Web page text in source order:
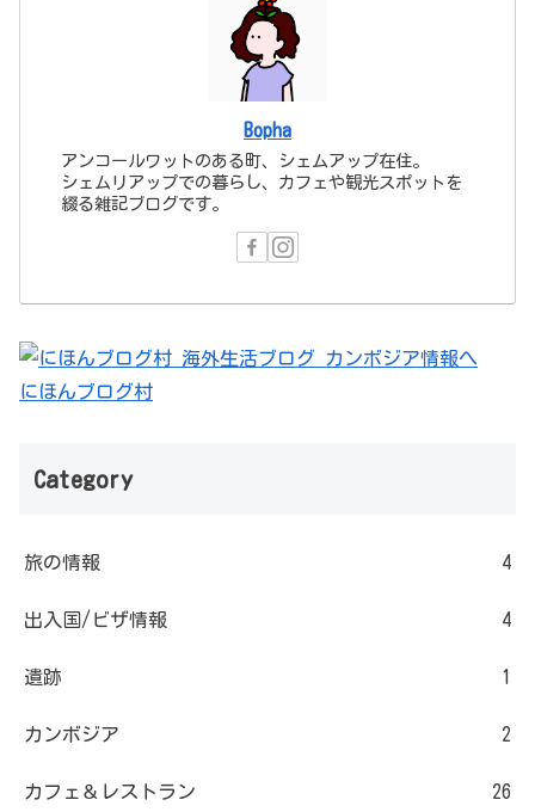
Bopha
アンコールワットのある町、シェムアップ在住。
シェムリアップでの暮らし、カフェや観光スポットを
綴る雑記ブログです。
にほんブログ村
Category
旅の情報 4
出入国/ビザ情報 4
遺跡 1
カンボジア 2
カフェ＆レストラン 26